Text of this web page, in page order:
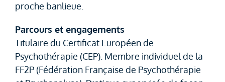
proche banlieue.
Parcours et engagements
Titulaire du Certificat Européen de
Psychothérapie (CEP). Membre individuel de la
FF2P (Fédération Française de Psychothérapie